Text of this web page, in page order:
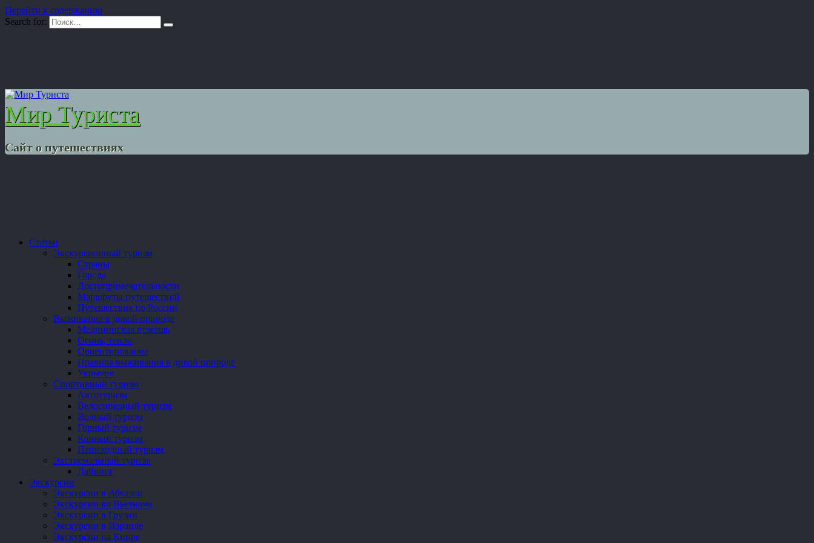
Перейти к содержанию
Search for:
Мир Туриста
Сайт о путешествиях
Статьи
Экскурсионный туризм
Страны
Города
Достопримечательности
Маршруты путешествий
Путешествия по России
Выживание в дикой природе
Медицинская помощь
Огонь, тепло
Ориентирование
Правила выживания в дикой природе
Укрытие
Спортивный туризм
Автотуризм
Велосипедный туризм
Водный туризм
Горный туризм
Конный туризм
Пешеходный туризм
Экстремальный туризм
Дайвинг
Экскурсии
Экскурсии в Абхазии
Экскурсии во Вьетнаме
Экскурсии в Грузии
Экскурсии в Израиле
Экскурсии на Кипре